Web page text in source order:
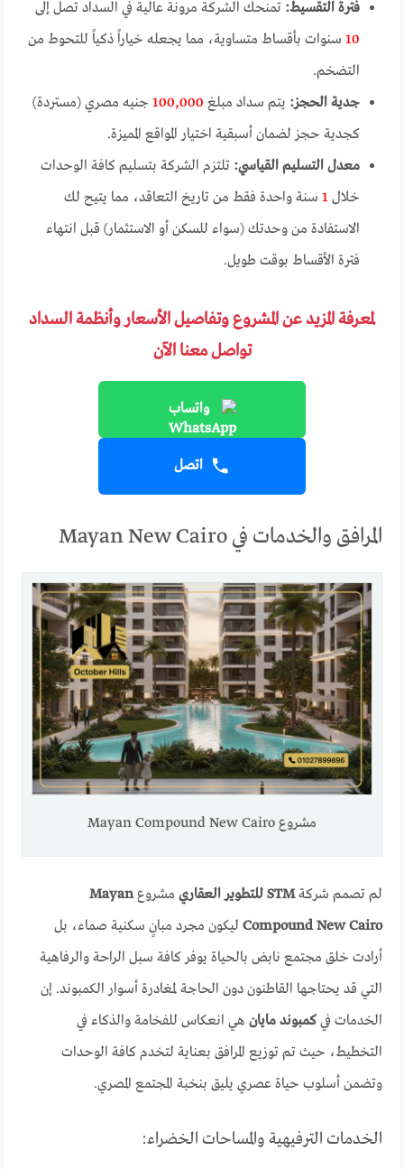
فترة التقسيط: تمنحك الشركة مرونة عالية في السداد تصل إلى
10 سنوات بأقساط متساوية، مما يجعله خياراً ذكياً للتحوط من
التضخم.
جدية الحجز: يتم سداد مبلغ 100,000 جنيه مصري (مستردة)
كجدية حجز لضمان أسبقية اختيار المواقع المميزة.
معدل التسليم القياسي: تلتزم الشركة بتسليم كافة الوحدات
خلال1 سنة واحدة فقط من تاريخ التعاقد، مما يتيح لك
الاستفادة من وحدتك (سواء للسكن أو الاستثمار) قبل انتهاء
فترة الأقساط بوقت طويل.
لمعرفة المزيد عن المشروع وتفاصيل الأسعار وأنظمة السداد
تواصل معنا الآن
واتساب
اتصل
المرافق والخدمات في Mayan New Cairo
مشروع Mayan Compound New Cairo
لم تصمم شركةSTM للتطوير العقاري مشروعMayan
Compound New Cairo ليكون مجرد مبانٍ سكنية صماء، بل
أرادت خلق مجتمع نابض بالحياة يوفر كافة سبل الراحة والرفاهية
التي قد يحتاجها القاطنون دون الحاجة لمغادرة أسوار الكمبوند. إن
الخدمات فيكمبوند مايان هي انعكاس للفخامة والذكاء في
التخطيط، حيث تم توزيع المرافق بعناية لتخدم كافة الوحدات
وتضمن أسلوب حياة عصري يليق بنخبة المجتمع المصري.
الخدمات الترفيهية والمساحات الخضراء: